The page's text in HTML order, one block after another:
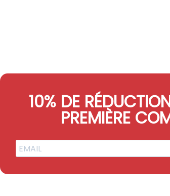
10% DE
PREMIÈRE